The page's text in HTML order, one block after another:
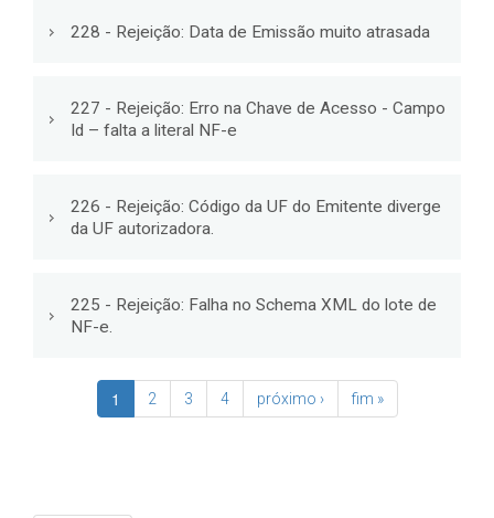
228 - Rejeição: Data de Emissão muito atrasada
227 - Rejeição: Erro na Chave de Acesso - Campo
Id – falta a literal NF-e
226 - Rejeição: Código da UF do Emitente diverge
da UF autorizadora.
225 - Rejeição: Falha no Schema XML do lote de
NF-e.
1 2 3 4 próximo › fim »